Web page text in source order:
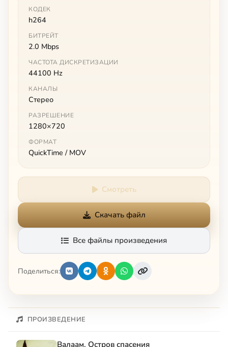
КОДЕК
h264
БИТРЕЙТ
2.0 Mbps
ЧАСТОТА ДИСКРЕТИЗАЦИИ
44100 Hz
КАНАЛЫ
Стерео
РАЗРЕШЕНИЕ
1280×720
ФОРМАТ
QuickTime / MOV
Смотреть
Скачать файл
Все файлы произведения
Поделиться:
ПРОИЗВЕДЕНИЕ
Валаам. Остров спасения